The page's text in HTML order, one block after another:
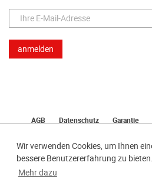
Wir verwenden Cookies, um Ihnen
bessere Benutzererfahrung zu bieten.
Mehr dazu
AGB Datenschutz Garantie